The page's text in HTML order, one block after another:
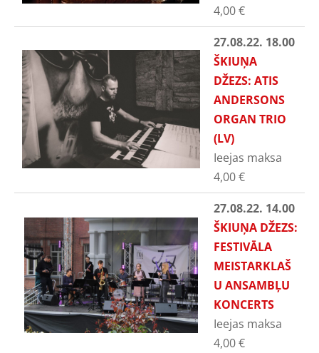
4,00€
27.08.22. 18.00
ŠKIUŅA
DŽEZS: ATIS
ANDERSONS
ORGAN TRIO
(LV)
Ieejas maksa
4,00€
27.08.22. 14.00
ŠKIUŅA DŽEZS:
FESTIVĀLA
MEISTARKLAŠ
U ANSAMBĻU
KONCERTS
Ieejas maksa
4,00€